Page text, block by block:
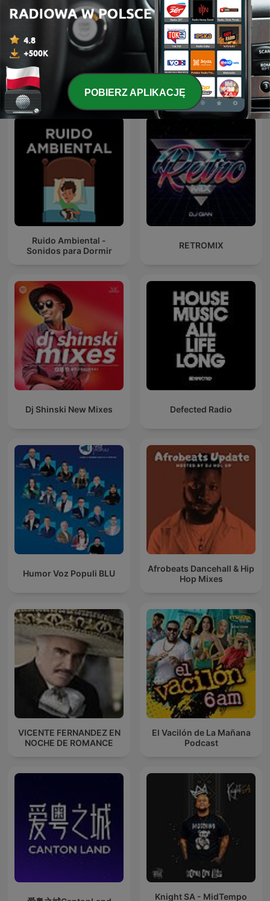
Slip's House Podcast
ПОЛЧАСА ЗОЛОТОГО
РЕТРО!
Międzynarodowe podcasty: Muzyka
Ruido Ambiental -
Sonidos para Dormir
RETROMIX
Dj Shinski New Mixes Defected Radio
Humor Voz Populi BLU
Afrobeats Dancehall & Hip
Hop Mixes
VICENTE FERNANDEZ EN
NOCHE DE ROMANCE
El Vacilón de La Mañana
Podcast
Knight SA - MidTempo
POBIERZ APLIKACJĘ